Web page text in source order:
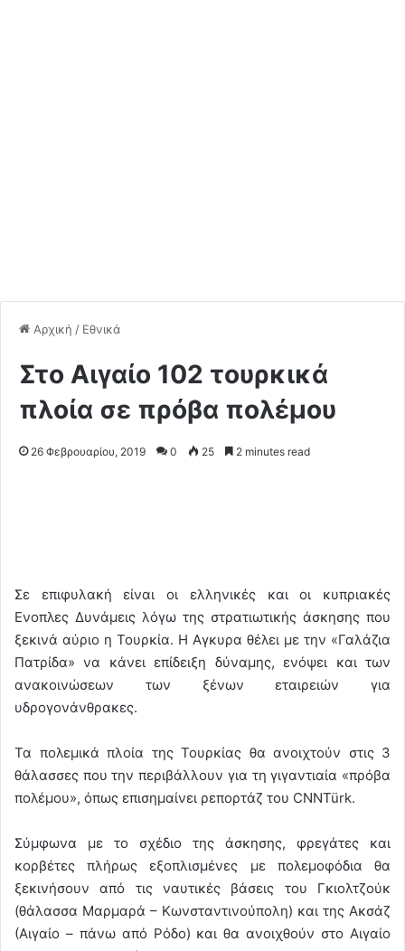
Αρχική / Εθνικά
Στο Αιγαίο 102 τουρκικά
πλοία σε πρόβα πολέμου
26 Φεβρουαρίου, 2019 0 25 2 minutes read
Σε επιφυλακή είναι οι ελληνικές και οι κυπριακές
Ενοπλες Δυνάμεις λόγω της στρατιωτικής άσκησης που
ξεκινά αύριο η Τουρκία. Η Αγκυρα θέλει με την «Γαλάζια
Πατρίδα» να κάνει επίδειξη δύναμης, ενόψει και των
ανακοινώσεων των ξένων εταιρειών για
υδρογονάνθρακες.
Τα πολεμικά πλοία της Τουρκίας θα ανοιχτούν στις 3
θάλασσες που την περιβάλλουν για τη γιγαντιαία «πρόβα
πολέμου», όπως επισημαίνει ρεπορτάζ του CNNTürk.
Σύμφωνα με το σχέδιο της άσκησης, φρεγάτες και
κορβέτες πλήρως εξοπλισμένες με πολεμοφόδια θα
ξεκινήσουν από τις ναυτικές βάσεις του Γκιολτζούκ
(θάλασσα Μαρμαρά – Κωνσταντινούπολη) και της Ακσάζ
(Αιγαίο – πάνω από Ρόδο) και θα ανοιχθούν στο Αιγαίο